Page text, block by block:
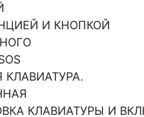
И КНОПКОЙ
КЛАВИАТУРЫ И